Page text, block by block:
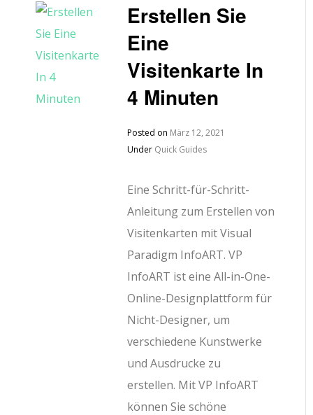
Erstellen Sie
Eine
Visitenkarte In
4 Minuten
Posted on März 12, 2021
Under Quick Guides
Eine Schritt-für-Schritt-
Anleitung zum Erstellen von
Visitenkarten mit Visual
Paradigm InfoART. VP
InfoART ist eine All-in-One-
Online-Designplattform für
Nicht-Designer, um
verschiedene Kunstwerke
und Ausdrucke zu
erstellen. Mit VP InfoART
können Sie schöne